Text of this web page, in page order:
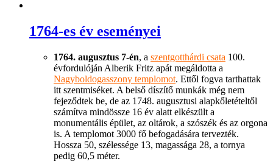
1764-es év eseményei
1764. augusztus 7-én, a szentgotthárdi csata 100.
évfordulóján Alberik Fritz apát megáldotta a
Nagyboldogasszony templomot. Ettől fogva tarthattak
itt szentmiséket. A belső díszítő munkák még nem
fejeződtek be, de az 1748. augusztusi alapkőletételtől
számítva mindössze 16 év alatt elkészült a
monumentális épület, az oltárok, a szószék és az orgona
is. A templomot 3000 fő befogadására tervezték.
Hossza 50, szélessége 13, magassága 28, a tornya
pedig 60,5 méter.